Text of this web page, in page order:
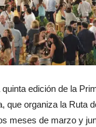
edición de la
que organiza la Ruta
meses de marzo y